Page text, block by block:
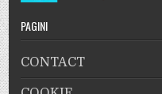
PAGINI
CONTACT